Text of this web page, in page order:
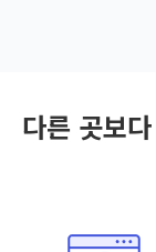
다른 곳보